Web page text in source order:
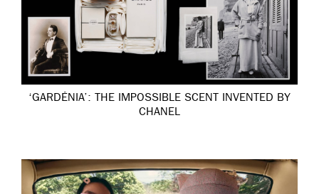
‘GARDÉNIA’: THE IMPOSSIBLE SCENT INVENTED BY
CHANEL